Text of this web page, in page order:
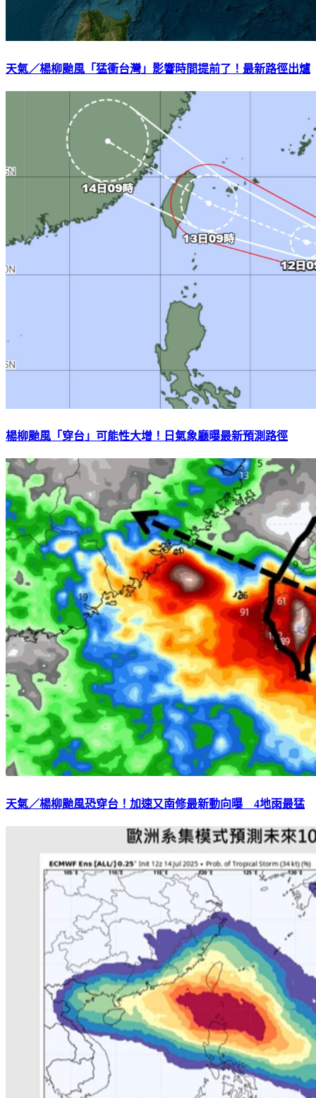
天氣／楊柳颱風「猛衝台灣」影響時間提前了！最新路徑出爐
楊柳颱風「穿台」可能性大增！日氣象廳曝最新預測路徑
天氣／楊柳颱風恐穿台！加速又南修最新動向曝 4地雨最猛